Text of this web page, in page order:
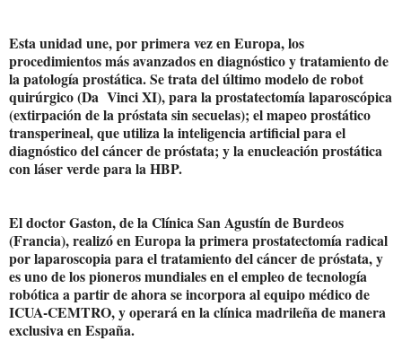
Esta unidad une, por primera vez en Europa, los
procedimientos más avanzados en diagnóstico y tratamiento de
la patología prostática. Se trata del último modelo de robot
quirúrgico (Da Vinci XI), para la prostatectomía laparoscópica
(extirpación de la próstata sin secuelas); el mapeo prostático
transperineal, que utiliza la inteligencia artificial para el
diagnóstico del cáncer de próstata; y la enucleación prostática
con láser verde para la HBP.
El doctor Gaston, de la Clínica San Agustín de Burdeos
(Francia), realizó en Europa la primera prostatectomía radical
por laparoscopia para el tratamiento del cáncer de próstata, y
es uno de los pioneros mundiales en el empleo de tecnología
robótica a partir de ahora se incorpora al equipo médico de
ICUA-CEMTRO, y operará en la clínica madrileña de manera
exclusiva en España.